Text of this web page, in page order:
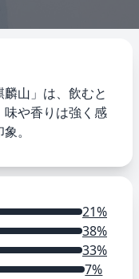
山」は、飲むと
や香りは強く感
。
21%
38%
33%
7%